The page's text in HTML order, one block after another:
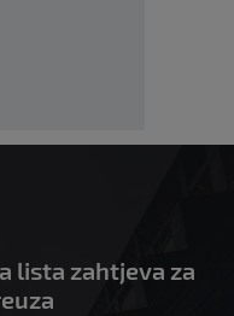
lista zahtjeva za